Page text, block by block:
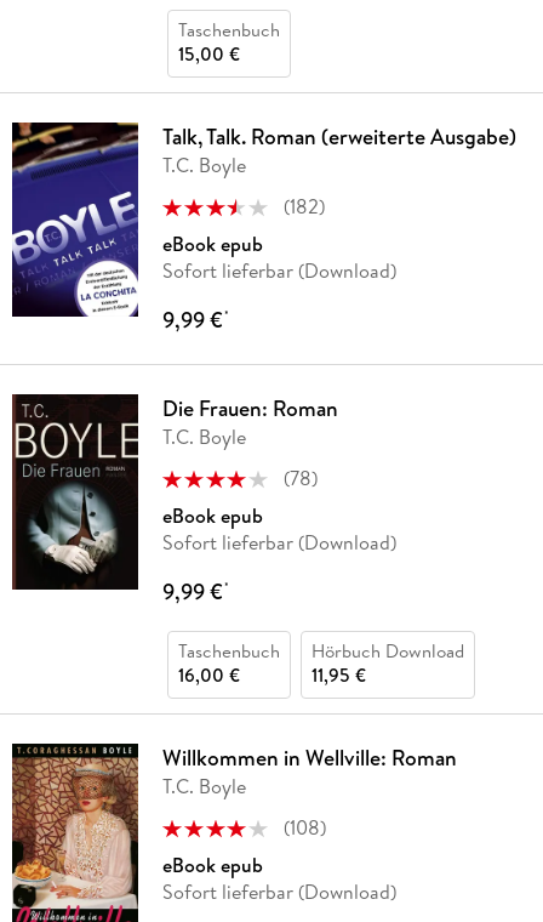
Taschenbuch
15,00 €
Talk, Talk. Roman (erweiterte Ausgabe)
T.C. Boyle
(182)
eBook epub
Sofort lieferbar (Download)
9,99 €*
Die Frauen: Roman
T.C. Boyle
(78)
eBook epub
Sofort lieferbar (Download)
9,99 €*
Taschenbuch
16,00 €
Hörbuch Download
11,95 €
Willkommen in Wellville: Roman
T.C. Boyle
(108)
eBook epub
Sofort lieferbar (Download)